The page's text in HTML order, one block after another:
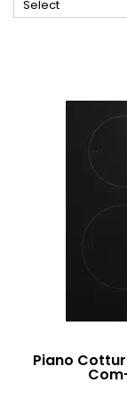
Select
Piano